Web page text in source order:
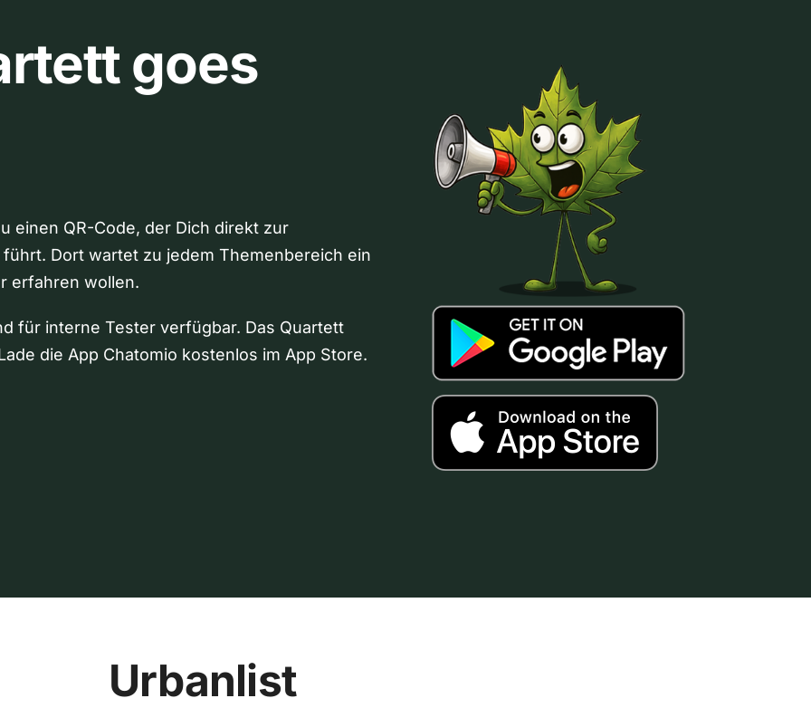
goes
einen QR-Code, der Dich direkt zur
Dort wartet zu jedem Themenbereich ein
erfahren wollen.
für interne Tester verfügbar. Das Quartett
die App Chatomio kostenlos im App Store.
Urbanlist